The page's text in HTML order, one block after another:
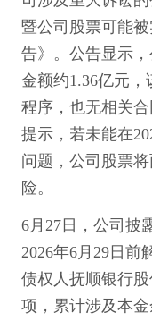
暨公司股票可能
告》。公告显示
金额约1.36亿元
程序，也无相关
提示，若未能在
问题，公司股票
险。
6月27日，公司披
2026年6月29日前
债权人抚顺银行
项，累计涉及本金